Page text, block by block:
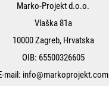
Marko-Projekt d.o.o.
Vlaška 81a
10000 Zagreb, Hrvatska
OIB: 65500326605
mail: info@markoprojekt.com